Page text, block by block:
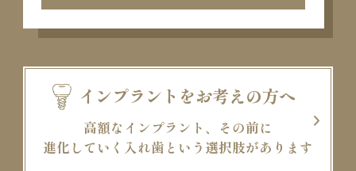
インプラントをお考えの方へ
高額なインプラント、その前に
進化していく入れ歯という選択肢があります